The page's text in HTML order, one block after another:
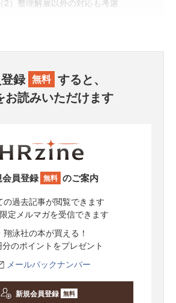
（2）整理解雇以外の対応も考慮
録 無料 すると、
お読みいただけます
員登録 無料 のご案内
の過去記事が閲覧できます
定メルマガを受信できます
翔泳社の本が買える！
のポイントをプレゼント
メールバックナンバー
新規会員登録 無料